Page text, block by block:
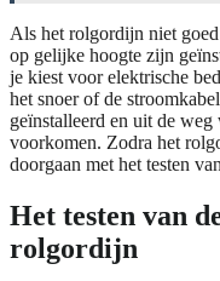
Als het rolgordijn niet
op gelijke hoogte zijn
je kiest voor elektrische
het snoer of de
geïnstalleerd en uit de
voorkomen. Zodra het
doorgaan met het testen
Het testen van
rolgordijn